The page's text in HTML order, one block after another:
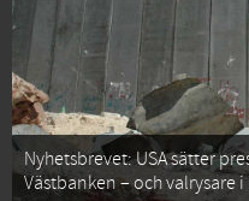
Nyhetsbrevet: USA sätter
Västbanken – och valrysare